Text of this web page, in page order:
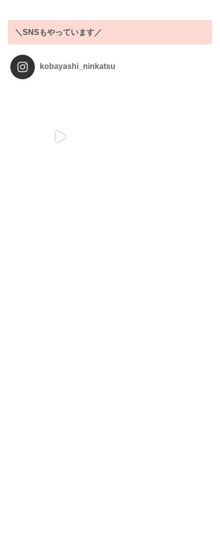
＼SNSもやっています／
kobayashi_ninkatsu